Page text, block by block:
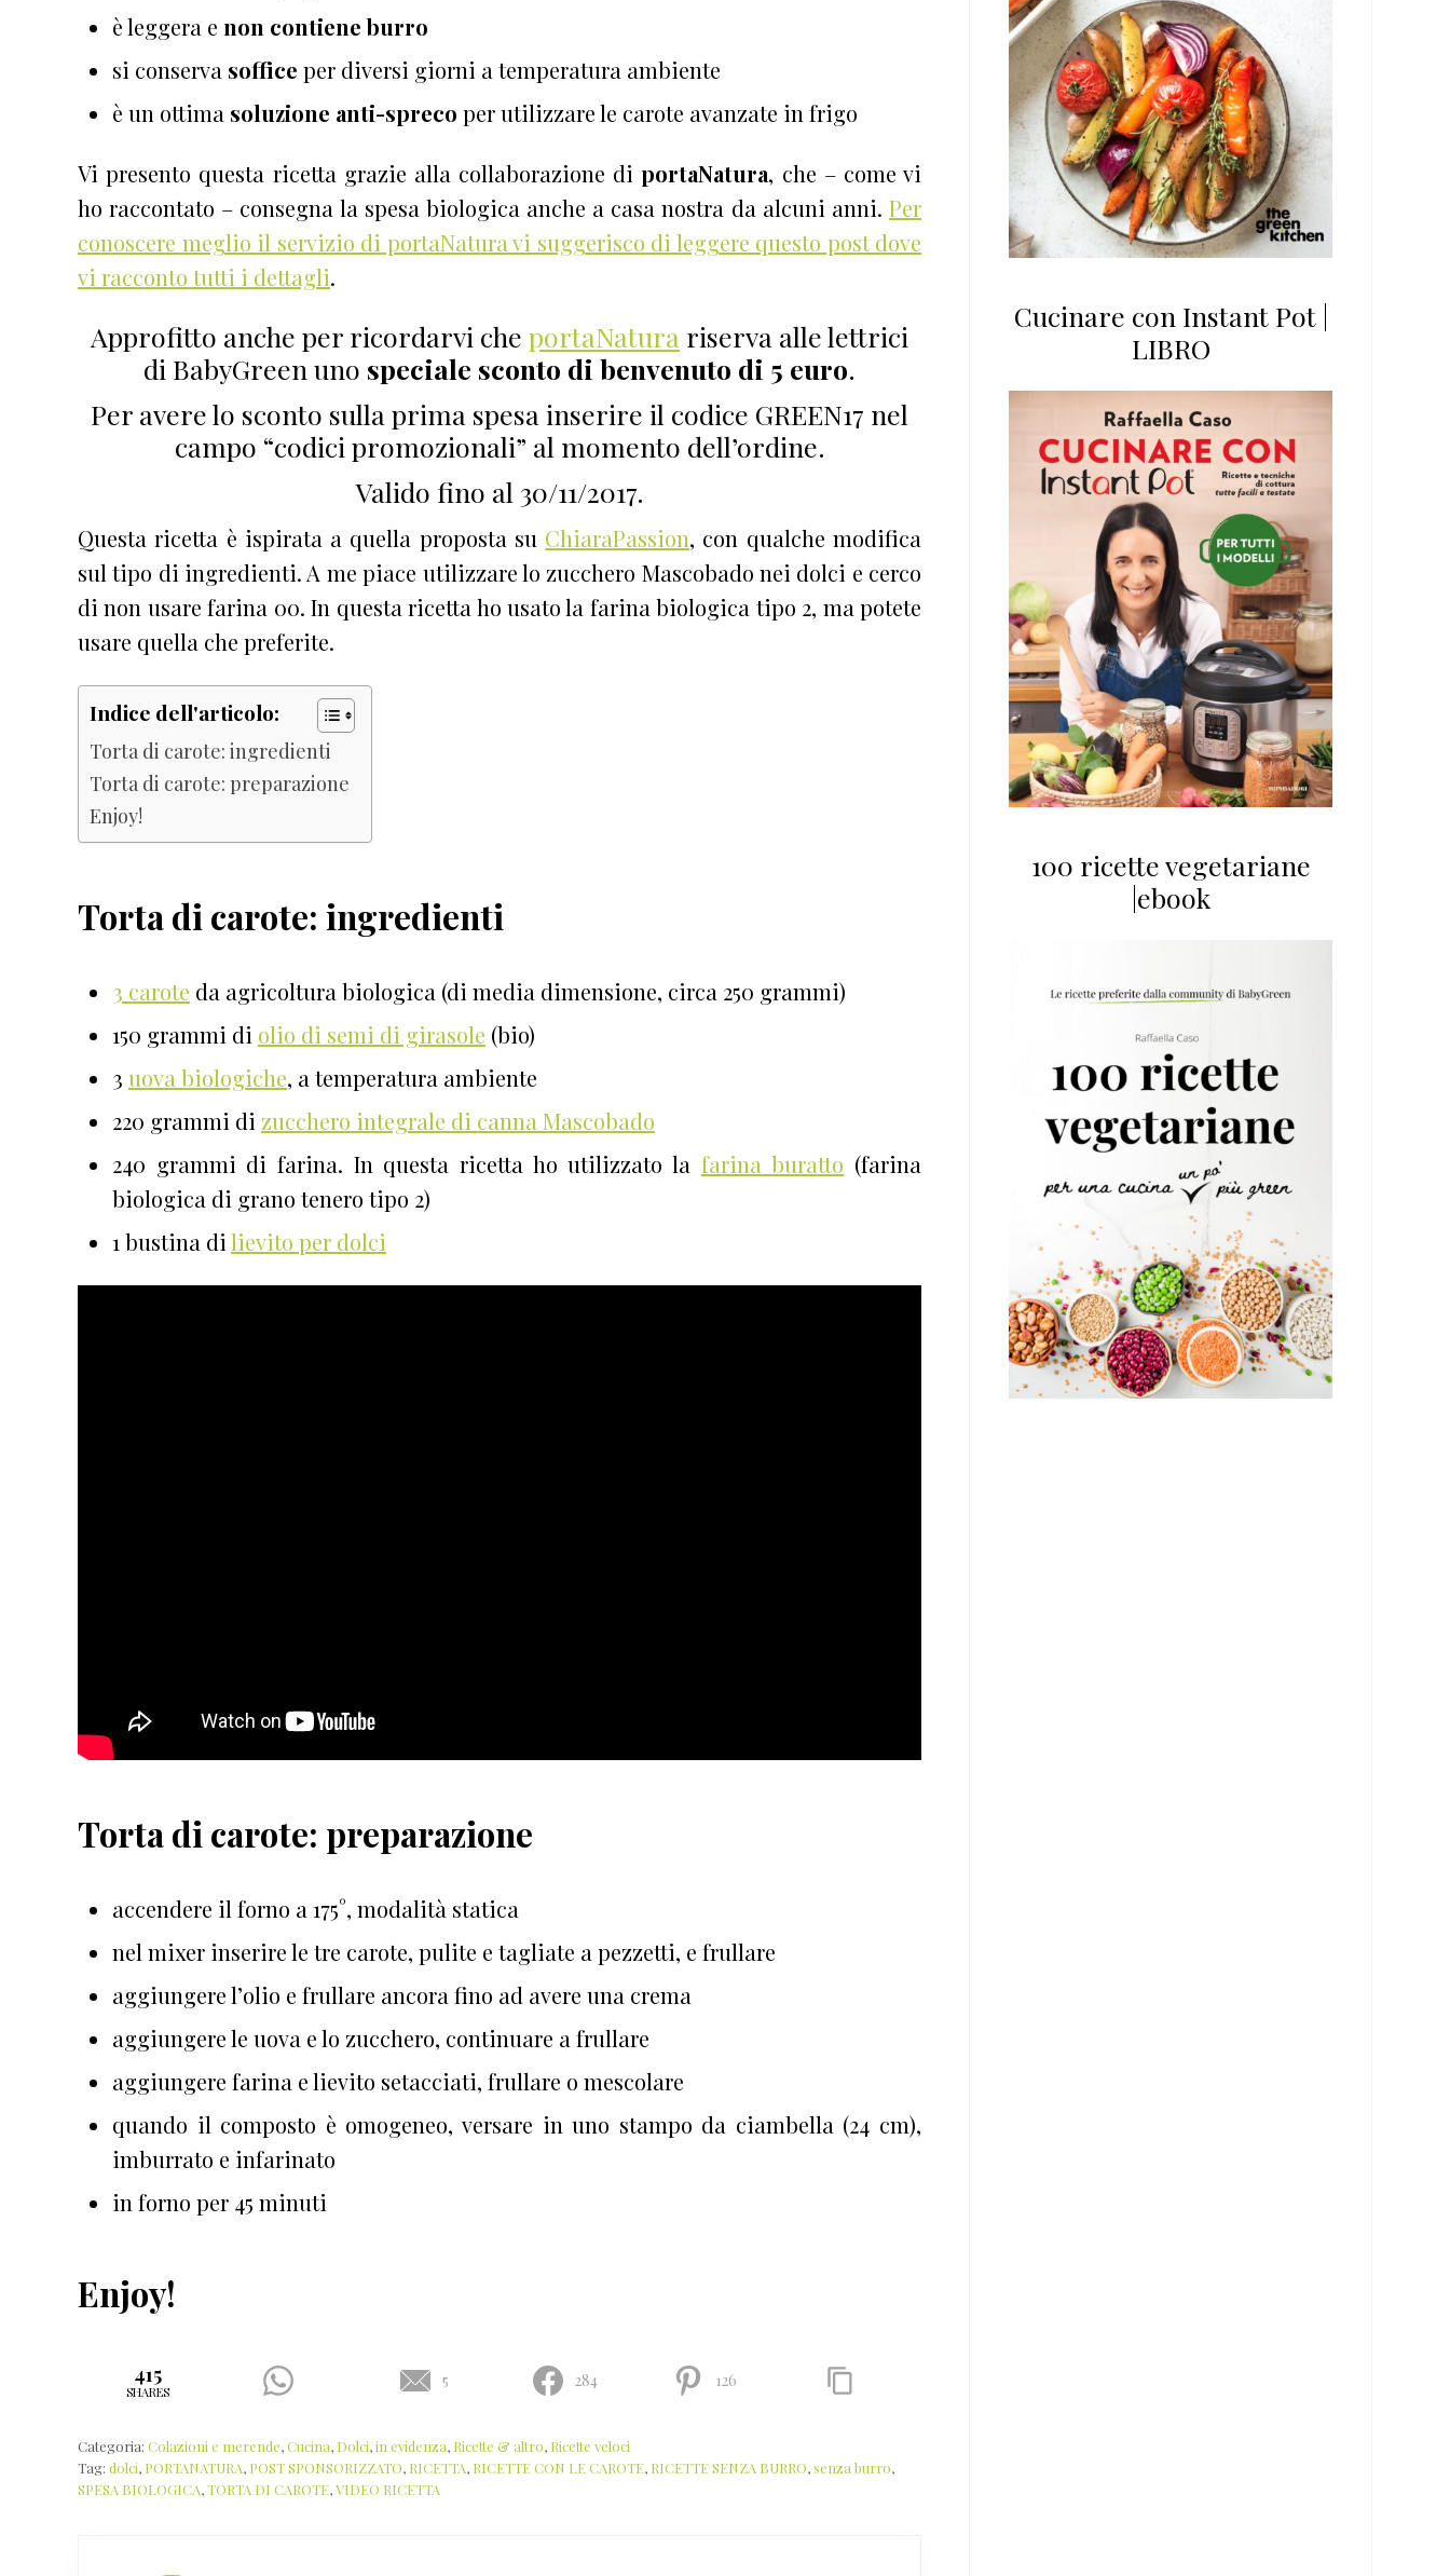
è leggera e non contiene burro
si conserva soffice per diversi giorni a temperatura ambiente
è un ottima soluzione anti-spreco per utilizzare le carote avanzate in frigo
Vi presento questa ricetta grazie alla collaborazione diportaNatura, che – come vi
ho raccontato – consegna la spesa biologica anche a casa nostra da alcuni anni. Per
conoscere meglio il servizio di portaNatura vi suggerisco di leggere questo post dove
vi racconto tutti i dettagli.
Approfitto anche per ricordarvi che portaNatura riserva alle lettrici
di BabyGreen uno speciale sconto di benvenuto di 5 euro.
Per avere lo sconto sulla prima spesa inserire il codice GREEN17 nel
campo “codici promozionali” al momento dell’ordine.
Valido fino al 30/11/2017.
Questa ricetta è ispirata a quella proposta su ChiaraPassion, con qualche modifica
sul tipo di ingredienti. A me piace utilizzare lo zucchero Mascobado nei dolci e cerco
di non usare farina 00. In questa ricetta ho usato la farina biologica tipo 2, ma potete
usare quella che preferite.
Indice dell'articolo:
Torta di carote: ingredienti
Torta di carote: preparazione
Enjoy!
Torta di carote: ingredienti
3 carote da agricoltura biologica (di media dimensione, circa 250 grammi)
150 grammi di olio di semi di girasole (bio)
3 uova biologiche, a temperatura ambiente
220 grammi di zucchero integrale di canna Mascobado
240 grammi di farina. In questa ricetta ho utilizzato la farina buratto (farina
biologica di grano tenero tipo 2)
1 bustina dilievito per dolci
Torta di carote: preparazione
accendere il forno a 175°, modalità statica
nel mixer inserire le tre carote, pulite e tagliate a pezzetti, e frullare
aggiungere l’olio e frullare ancora fino ad avere una crema
aggiungere le uova e lo zucchero, continuare a frullare
aggiungere farina e lievito setacciati, frullare o mescolare
quando il composto è omogeneo, versare in uno stampo da ciambella (24 cm),
imburrato e infarinato
in forno per 45 minuti
Enjoy!
415
SHARES
5 284 126
Categoria: Colazioni e merende,Cucina, Dolci,in evidenza, Ricette & altro, Ricette veloci
Tag: dolci, PORTANATURA, POST SPONSORIZZATO, RICETTA, RICETTE CON LE CAROTE, RICETTE SENZA BURRO,senza burro,
SPESA BIOLOGICA,TORTA DI CAROTE,VIDEO RICETTA
Cucinare con Instant Pot |
LIBRO
100 ricette vegetariane
|ebook